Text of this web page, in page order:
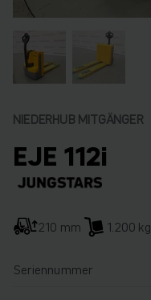
NIEDERHUB MITGÄNGER
EJE 112i
210 mm 1.200 kg
Seriennummer